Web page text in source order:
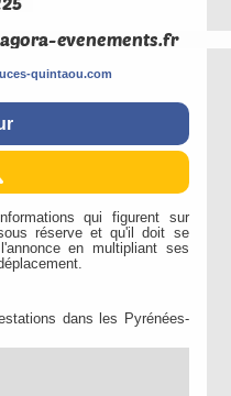
quintaou.com
qui figurent sur
réserve et qu'il doit se
en multipliant ses
dans les Pyrénées-